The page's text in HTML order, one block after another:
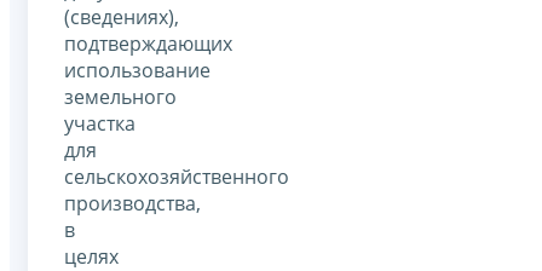
(сведениях),
подтверждающих
использование
земельного
участка
для
сельскохозяйственного
производства,
в
целях